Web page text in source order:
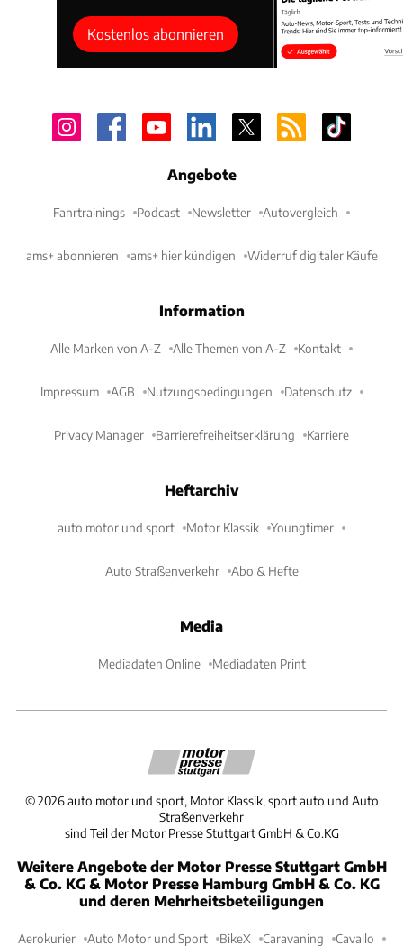
Kostenlos abonnieren
Angebote
Fahrtrainings Podcast Newsletter Autovergleich
ams+ abonnieren ams+ hier kündigen Widerruf digitaler Käufe
Information
Alle Marken von A-Z Alle Themen von A-Z Kontakt
Impressum AGB Nutzungsbedingungen Datenschutz
Privacy Manager Barrierefreiheitserklärung Karriere
Heftarchiv
auto motor und sport Motor Klassik Youngtimer
Auto Straßenverkehr Abo & Hefte
Media
Mediadaten Online Mediadaten Print
©2026 auto motor und sport, Motor Klassik, sport auto und Auto
Straßenverkehr
sind Teil der Motor Presse Stuttgart GmbH & Co.KG
Weitere Angebote der Motor Presse Stuttgart GmbH
& Co. KG & Motor Presse Hamburg GmbH & Co. KG
und deren Mehrheitsbeteiligungen
Aerokurier Auto Motor und Sport BikeX Caravaning Cavallo